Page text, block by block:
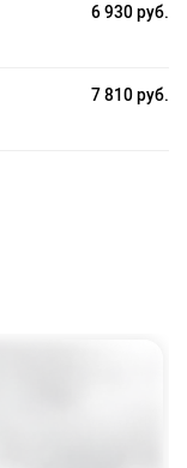
6 930 руб.
7 810 руб.